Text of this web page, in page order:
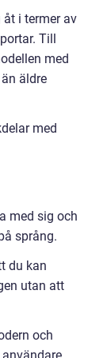
i termer av
Till
med
äldre
med
med sig och
språng.
du kan
utan att
och